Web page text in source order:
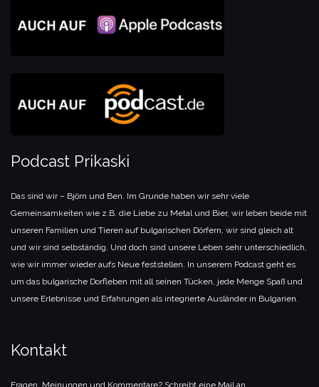
Podcast Prikaski
Das sind wir – Björn und Ben. Im Grunde haben wir sehr viele
Gemeinsamkeiten wie z.B. die Liebe zu Metal und Bier, wir leben beide mit
unseren Familien und Tieren auf bulgarischen Dörfern, wir sind gleich alt
und wir sind selbständig. Und doch sind unsere Leben sehr unterschiedlich,
wie wir immer wieder aufs Neue feststellen. In unserem Podcast geht es
um das bulgarische Dorfleben mit all seinen Tücken, jede Menge Spaß und
unsere Erlebnisse und Erfahrungen als integrierte Ausländer in Bulgarien.
Kontakt
Fragen, Meinungen und Kommentare? Schreibt eine Mail an